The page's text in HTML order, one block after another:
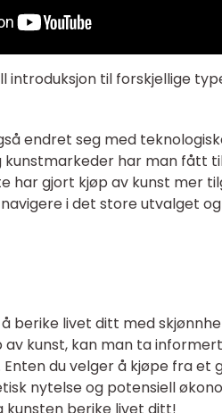
introduksjon til forskjellige
endret seg med
kunstmarkeder har man fått
har gjort kjøp av kunst mer
i det store utvalget
berike livet ditt med
kunst, kan man ta
du velger å kjøpe fra et
nytelse og potensiell